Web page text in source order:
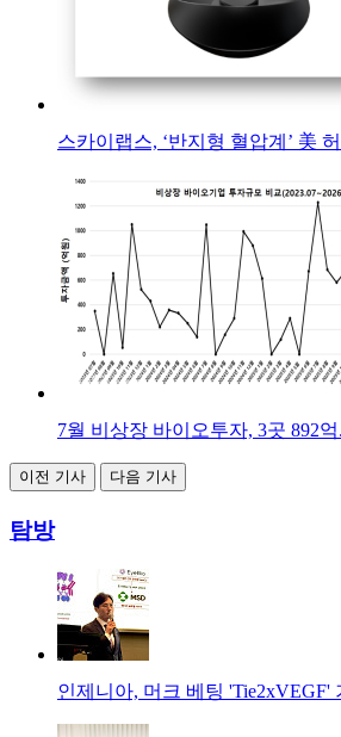
스카이랩스, ‘반지형 혈압계’ 美
7월 비상장 바이오투자, 3곳 892
이전 기사 다음 기사
탐방
인제니아, 머크 베팅 'Tie2xVEGF'